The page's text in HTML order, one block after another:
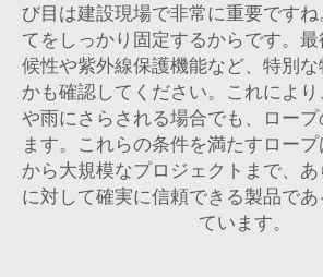
び目は建設現場で非常に重要です
てをしっかり固定するからです。
候性や紫外線保護機能など、特別
かも確認してください。これによ
や雨にさらされる場合でも、ロープ
ます。これらの条件を満たすロー
から大規模なプロジェクトまで、
に対して確実に信頼できる製品で
ています。